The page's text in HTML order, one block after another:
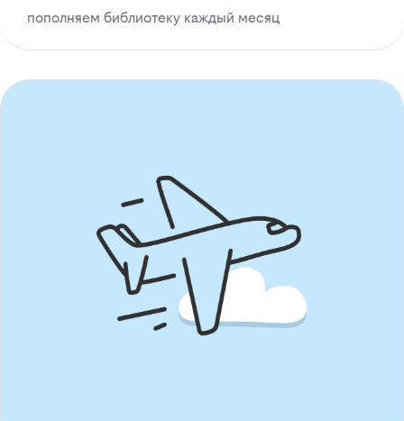
пополняем библиотеку каждый месяц